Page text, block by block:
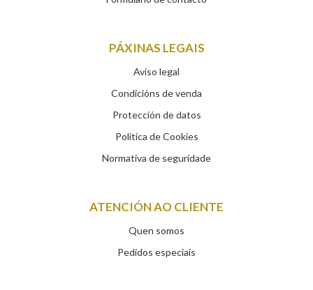
PÁXINAS LEGAIS
Aviso legal
Condicións de venda
Protección de datos
Política de Cookies
Normativa de seguridade
ATENCIÓN AO CLIENTE
Quen somos
Pedidos especiais